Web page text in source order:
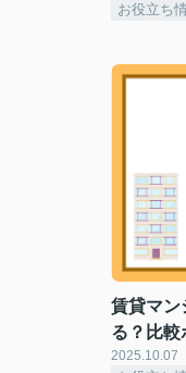
お役立ち
賃貸マン
る？比較
2025.10.07